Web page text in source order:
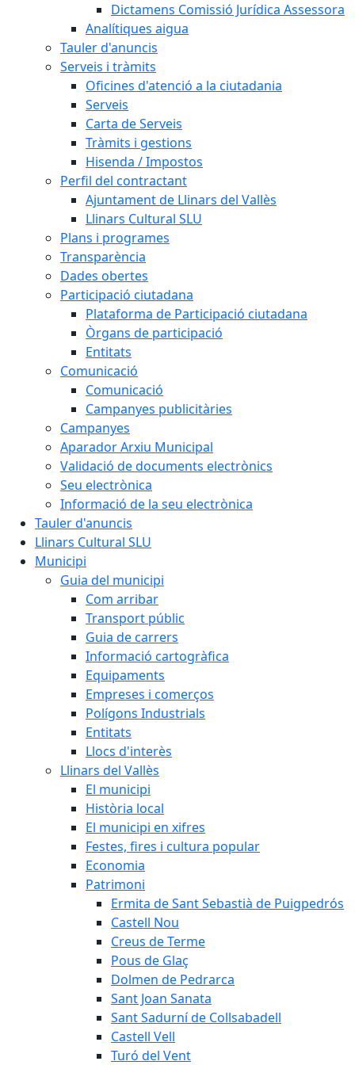
Dictamens Comissió Jurídica Assessora
Analítiques aigua
Tauler d'anuncis
Serveis i tràmits
Oficines d'atenció a la ciutadania
Serveis
Carta de Serveis
Tràmits i gestions
Hisenda / Impostos
Perfil del contractant
Ajuntament de Llinars del Vallès
Llinars Cultural SLU
Plans i programes
Transparència
Dades obertes
Participació ciutadana
Plataforma de Participació ciutadana
Òrgans de participació
Entitats
Comunicació
Comunicació
Campanyes publicitàries
Campanyes
Aparador Arxiu Municipal
Validació de documents electrònics
Seu electrònica
Informació de la seu electrònica
Tauler d'anuncis
Llinars Cultural SLU
Municipi
Guia del municipi
Com arribar
Transport públic
Guia de carrers
Informació cartogràfica
Equipaments
Empreses i comerços
Polígons Industrials
Entitats
Llocs d'interès
Llinars del Vallès
El municipi
Història local
El municipi en xifres
Festes, fires i cultura popular
Economia
Patrimoni
Ermita de Sant Sebastià de Puigpedrós
Castell Nou
Creus de Terme
Pous de Glaç
Dolmen de Pedrarca
Sant Joan Sanata
Sant Sadurní de Collsabadell
Castell Vell
Turó del Vent